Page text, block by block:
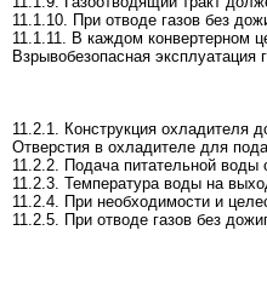
11.1.10. При отводе газов без
11.1.11. В каждом конвертерном
Взрывобезопасная эксплуатация
11.2.1. Конструкция охладителя
Отверстия в охладителе для
11.2.2. Подача питательной воды
11.2.3. Температура воды на
11.2.4. При необходимости и
11.2.5. При отводе газов без